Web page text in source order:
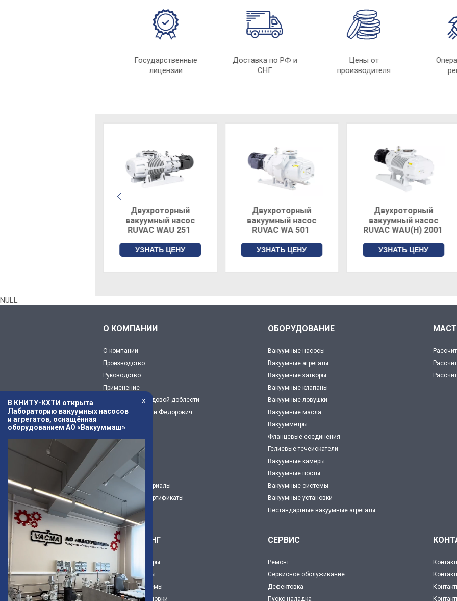
Цены от
производителя
Доставка по РФ и
СНГ
Государственные
лицензии
Двухроторный
вакуумный насос
RUVAC WAU 251
УЗНАТЬ ЦЕНУ
Двухроторный
вакуумный насос
RUVAC WA 501
УЗНАТЬ ЦЕНУ
Двухроторный
вакуумный насос
RUVAC WAU(Н) 2001
УЗНАТЬ ЦЕНУ
NULL
x
В КНИТУ-КХТИ открыта
Лабораторию вакуумных насосов
и агрегатов, оснащённая
оборудованием АО «Вакууммаш»
О КОМПАНИИ
О компании
Производство
Руководство
Применение
Предприятие трудовой доблести
Капустин Николай Федорович
Новости
Статьи
3Д модели
Рекламные материалы
Декларации и сертификаты
Карьера
ОБОРУДОВАНИЕ
Вакуумные насосы
Вакуумные агрегаты
Вакуумные затворы
Вакуумные клапаны
Вакуумные ловушки
Вакуумные масла
Вакуумметры
Фланцевые соединения
Гелиевые течеискатели
Вакуумные камеры
Вакуумные посты
Вакуумные системы
Вакуумные установки
Нестандартные вакуумные агрегаты
ИНЖИНИРИНГ
Вакуумные камеры
Вакуумные посты
Вакуумнве системы
Вакуумные установки
СЕРВИС
Ремонт
Сервисное обслуживание
Дефектовка
Пуско-наладка